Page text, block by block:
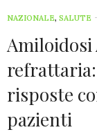
NAZIONALE, SALUTE
Amiloidosi
risposte
pazienti